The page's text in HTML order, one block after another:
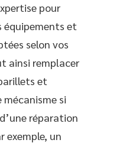
pour
équipements et
selon vos
ainsi remplacer
et
si
réparation
exemple, un